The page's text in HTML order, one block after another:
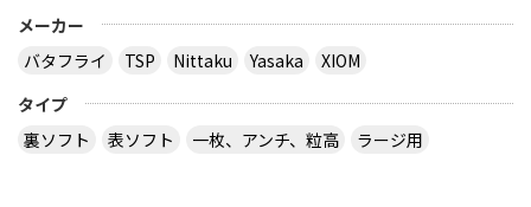
メーカー
バタフライ
TSP Nittaku Yasaka
XIOM
タイプ
裏ソフト
表ソフト 一枚、アンチ、粒高 ラージ用